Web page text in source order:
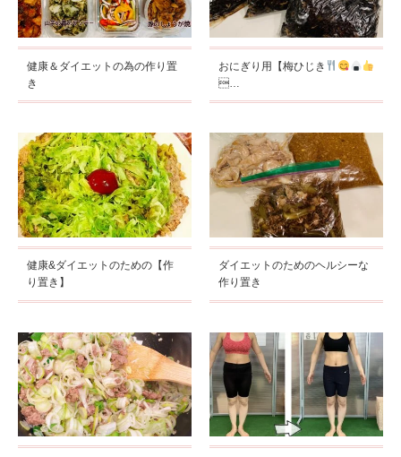
健康＆ダイエットの為の作り置
き
おにぎり用【梅ひじき
…
健康&ダイエットのための【作
り置き】
ダイエットのためのヘルシーな
作り置き